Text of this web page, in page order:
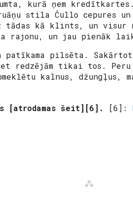
kurā ņem
stila Čullo cepures
tādas kā klints, un
rajonu, un jau pienāk
patīkama pilsēta.
redzējām tikai tos.
kalnus, džungļus,
[atrodamas šeit][6]. [6]: